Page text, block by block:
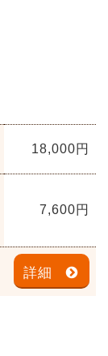
18,000円
7,600円
詳細